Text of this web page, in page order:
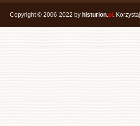
Copyright © 2006-2022 by histurion.pl .